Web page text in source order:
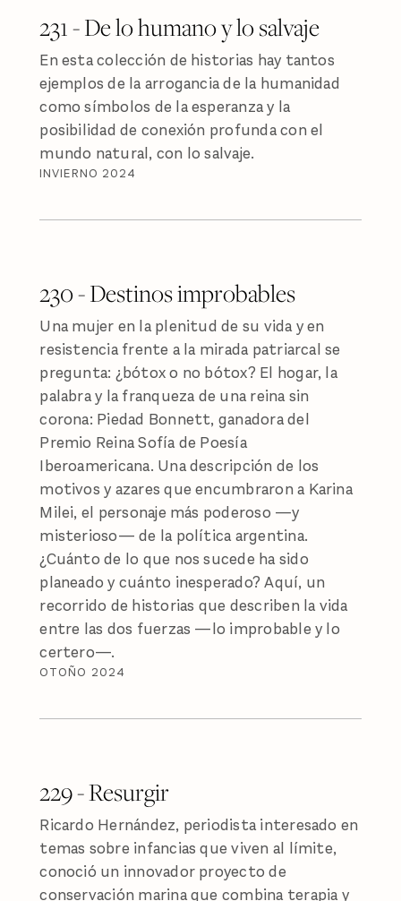
231 - De lo humano y lo salvaje
En esta colección de historias hay tantos
ejemplos de la arrogancia de la humanidad
como símbolos de la esperanza y la
posibilidad de conexión profunda con el
mundo natural, con lo salvaje.
INVIERNO 2024
230 - Destinos improbables
Una mujer en la plenitud de su vida y en
resistencia frente a la mirada patriarcal se
pregunta: ¿bótox o no bótox? El hogar, la
palabra y la franqueza de una reina sin
corona: Piedad Bonnett, ganadora del
Premio Reina Sofía de Poesía
Iberoamericana. Una descripción de los
motivos y azares que encumbraron a Karina
Milei, el personaje más poderoso —y
misterioso— de la política argentina.
¿Cuánto de lo que nos sucede ha sido
planeado y cuánto inesperado? Aquí, un
recorrido de historias que describen la vida
entre las dos fuerzas —lo improbable y lo
certero—.
OTOÑO 2024
229 - Resurgir
Ricardo Hernández, periodista interesado en
temas sobre infancias que viven al límite,
conoció un innovador proyecto de
conservación marina que combina terapia y